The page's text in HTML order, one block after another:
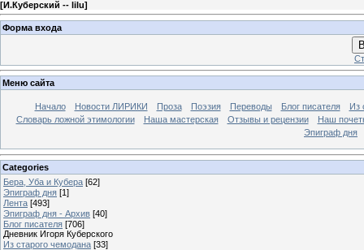
[И.Куберский -- lilu]
Форма входа
Меню сайта
Начало Новости ЛИРИКИ Проза Поэзия Переводы Блог писателя
Из
Словарь ложной этимологии
Наша мастерская Отзывы и рецензии
Наш
Эпиграф дня
Categories
Бера, Уба и Кубера [62]
Эпиграф дня [1]
Лента [493]
Эпиграф дня - Архив [40]
Блог писателя [706]
Дневник Игоря Куберского
Из старого чемодана [33]